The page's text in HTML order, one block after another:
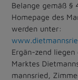
Belange gemäß §
Homepage des
werden unter:
Ergän-zend
Marktes
mannsried,